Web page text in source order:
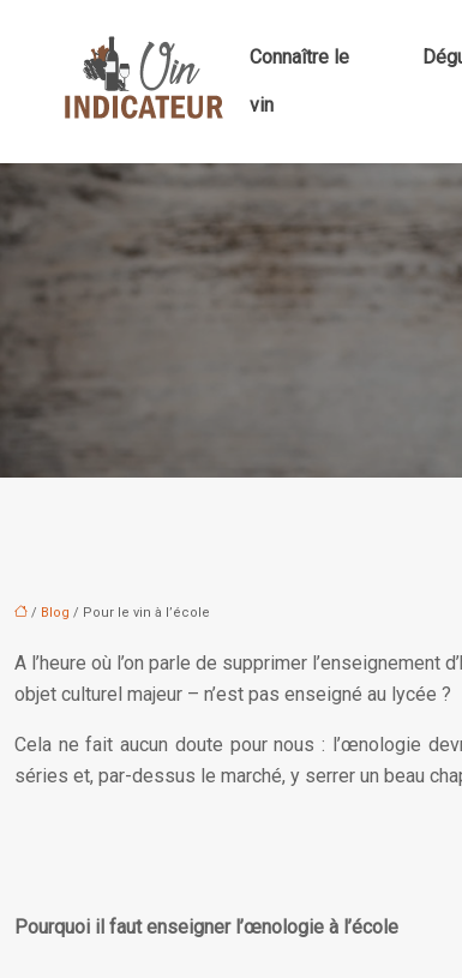
Connaître le
vin
/ Blog / Pour le vin à l’école
A l’heure où l’on parle de supprimer
objet culturel majeur – n’est pas enseigné au lycée ?
Cela ne fait aucun doute pour nous : l’œnologie
séries et, par-dessus le marché, y serrer un beau
Pourquoi il faut enseigner l’œnologie à l’école